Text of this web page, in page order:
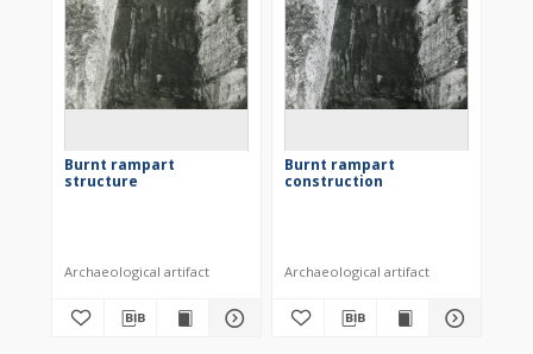
Burnt rampart
structure
Archaeological artifact
Burnt rampart
construction
Archaeological artifact